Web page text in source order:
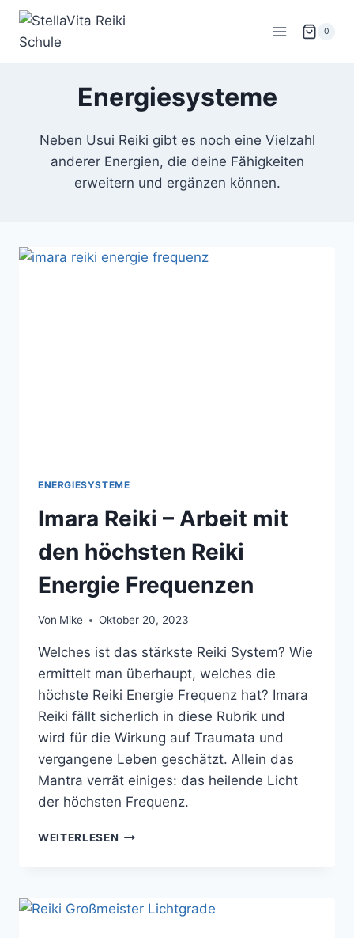
Zum
springen
0
Energiesysteme
Neben Usui Reiki gibt es noch eine Vielzahl
anderer Energien, die deine Fähigkeiten
erweitern und ergänzen können.
ENERGIESYSTEME
Imara Reiki – Arbeit mit
den höchsten Reiki
Energie Frequenzen
Von Mike Oktober 20, 2023
Welches ist das stärkste Reiki System? Wie
ermittelt man überhaupt, welches die
höchste Reiki Energie Frequenz hat? Imara
Reiki fällt sicherlich in diese Rubrik und
wird für die Wirkung auf Traumata und
vergangene Leben geschätzt. Allein das
Mantra verrät einiges: das heilende Licht
der höchsten Frequenz.
WEITERLESEN IMARA
DEN